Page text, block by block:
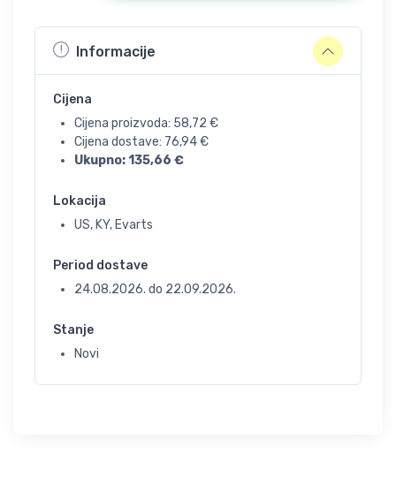
Informacije
Cijena
Cijena proizvoda: 58,72 €
Cijena dostave: 76,94€
Ukupno:135,66 €
Lokacija
US, KY, Evarts
Period dostave
24.08.2026. do 22.09.2026.
Stanje
Novi